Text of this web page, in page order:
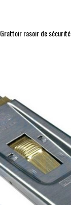
Grattoir rasoir de sécurité...